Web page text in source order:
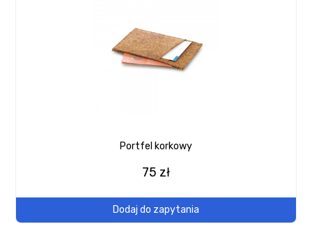
Portfel korkowy
75 zł
Dodaj do zapytania